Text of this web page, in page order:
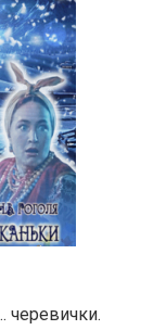
черевички.